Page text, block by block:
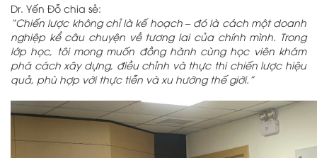
Dr. Yến Đỗ chia sẻ:
“Chiến lược không chỉ là kế hoạch – đó là cách một doanh
nghiệp kể câu chuyện về tương lai của chính mình. Trong
lớp học, tôi mong muốn đồng hành cùng học viên khám
phá cách xây dựng, điều chỉnh và thực thi chiến lược hiệu
quả, phù hợp với thực tiễn và xu hướng thế giới.”